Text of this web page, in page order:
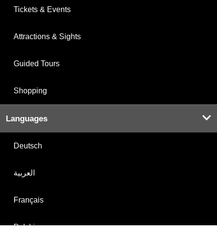
Tickets & Events
Attractions & Sights
Guided Tours
Shopping
Languages
Deutsch
العربية
Français
Polski